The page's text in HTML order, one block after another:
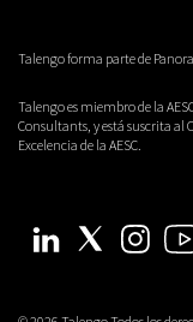
Talengo forma parte de
Talengo es miembro de la
Consultants, y está suscrita al
Excelencia de la AESC.